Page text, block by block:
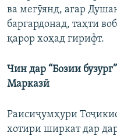
ва мегӯянд, агар
баргардонад, таҳти
қарор хоҳад гирифт.
Чин дар “Бозии
Марказӣ
Раисиҷумҳури
хотири ширкат дар